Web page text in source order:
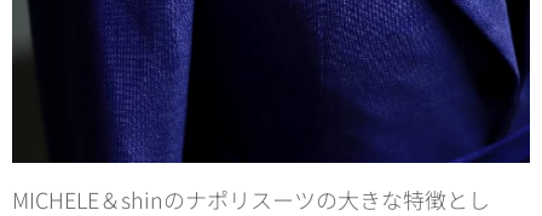
MICHELE＆shinのナポリスーツの大きな特徴とし